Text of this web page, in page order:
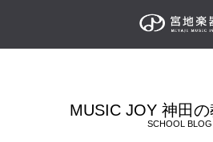
MUSIC JOY 神田の
SCHOOL BLOG